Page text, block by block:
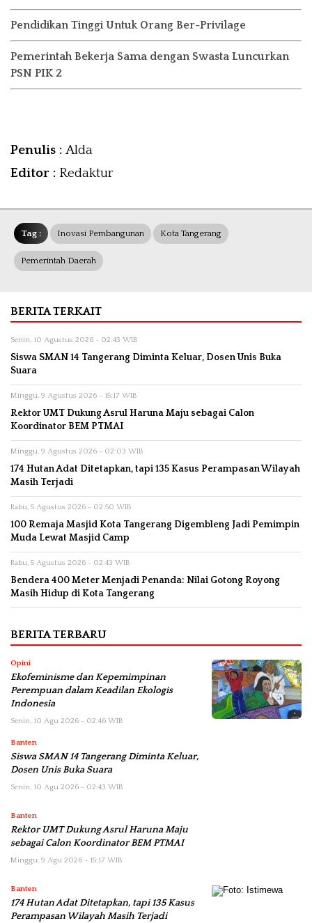
Pendidikan Tinggi Untuk Orang Ber-Privilage
Pemerintah Bekerja Sama dengan Swasta Luncurkan
PSN PIK 2
Penulis : Alda
Editor : Redaktur
Tag : Inovasi Pembangunan Kota Tangerang
Pemerintah Daerah
BERITA TERKAIT
Senin, 10 Agustus 2026 - 02:43 WIB
Siswa SMAN 14 Tangerang Diminta Keluar, Dosen Unis Buka
Suara
Minggu, 9 Agustus 2026 - 15:17 WIB
Rektor UMT Dukung Asrul Haruna Maju sebagai Calon
Koordinator BEM PTMAI
Minggu, 9 Agustus 2026 - 02:03 WIB
174 Hutan Adat Ditetapkan, tapi 135 Kasus Perampasan Wilayah
Masih Terjadi
Rabu, 5 Agustus 2026 - 02:50 WIB
100 Remaja Masjid Kota Tangerang Digembleng Jadi Pemimpin
Muda Lewat Masjid Camp
Rabu, 5 Agustus 2026 - 02:43 WIB
Bendera 400 Meter Menjadi Penanda: Nilai Gotong Royong
Masih Hidup di Kota Tangerang
BERITA TERBARU
Opini
Ekofeminisme dan Kepemimpinan
Perempuan dalam Keadilan Ekologis
Indonesia
Senin, 10 Agu 2026 - 02:46 WIB
Banten
Siswa SMAN 14 Tangerang Diminta Keluar,
Dosen Unis Buka Suara
Senin, 10 Agu 2026 - 02:43 WIB
Banten
Rektor UMT Dukung Asrul Haruna Maju
sebagai Calon Koordinator BEM PTMAI
Minggu, 9 Agu 2026 - 15:17 WIB
Banten
174 Hutan Adat Ditetapkan, tapi 135 Kasus
Perampasan Wilayah Masih Terjadi